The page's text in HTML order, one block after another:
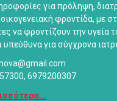
για πρόληψη,
φροντίδα, με
να φροντίζουν την υγεία
για σύγχρονα
6979200307